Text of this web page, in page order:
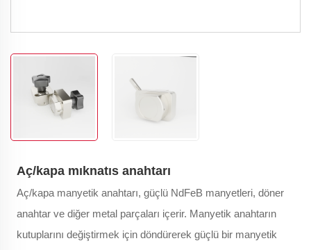
Aç/kapa mıknatıs anahtarı
Aç/kapa manyetik anahtarı, güçlü NdFeB manyetleri, döner
anahtar ve diğer metal parçaları içerir. Manyetik anahtarın
kutuplarını değiştirmek için döndürerek güçlü bir manyetik